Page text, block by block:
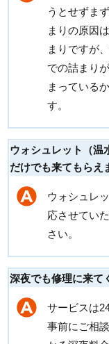
うとせずま
まりの原因
まりですが
での詰まり
まっている
す。
ウォシュレット（温
だけでも来てもらえ
ウォシュレ
応させてい
さい。
深夜でも修理に来て
サービスは
事前にご相